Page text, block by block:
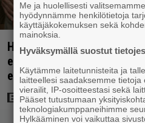
Huippuleffa
ensimmäinen päärooli – ja
ensimmäinen
Me ja huolellisesti
hyödynnämme henkilötietoja
käyttäjäkokemuksen sekä
mainoksia.
Hyväksymällä suostut
Käytämme laitetunnisteita ja
laitteellesi saadaksemme tietoja
vierailit, IP-osoitteestasi sekä
Pääset tutustumaan
teknologiakumppaneihimme
Hylkääminen voi vaikuttaa